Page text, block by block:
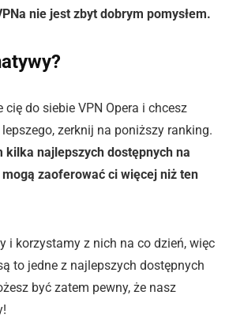
nie jest zbyt dobrym pomysłem.
do siebie VPN Opera i chcesz
zerknij na poniższy ranking.
kilka najlepszych dostępnych na
zaoferować ci więcej niż ten
i korzystamy z nich na co dzień, więc
to jedne z najlepszych dostępnych
być zatem pewny, że nasz